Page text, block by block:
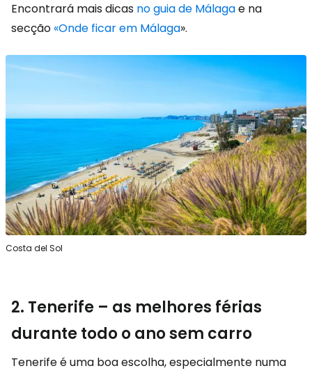
Encontrará mais dicas no guia de Málagae na
secção «Onde ficar em Málaga».
Costa del Sol
2. Tenerife – as melhores férias
durante todo o ano sem carro
Tenerife é uma boa escolha, especialmente numa